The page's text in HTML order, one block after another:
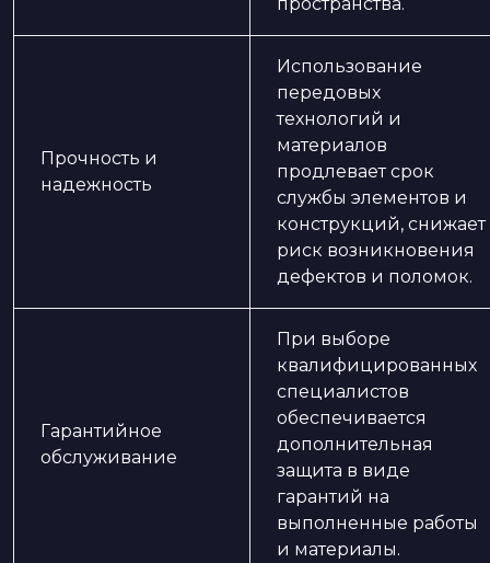
Прочность и
надежность
Использование
передовых
технологий и
материалов
продлевает срок
службы элементов и
конструкций, снижает
риск возникновения
дефектов и поломок.
Гарантийное
обслуживание
При выборе
квалифицированных
специалистов
обеспечивается
дополнительная
защита в виде
гарантий на
выполненные работы
и материалы.